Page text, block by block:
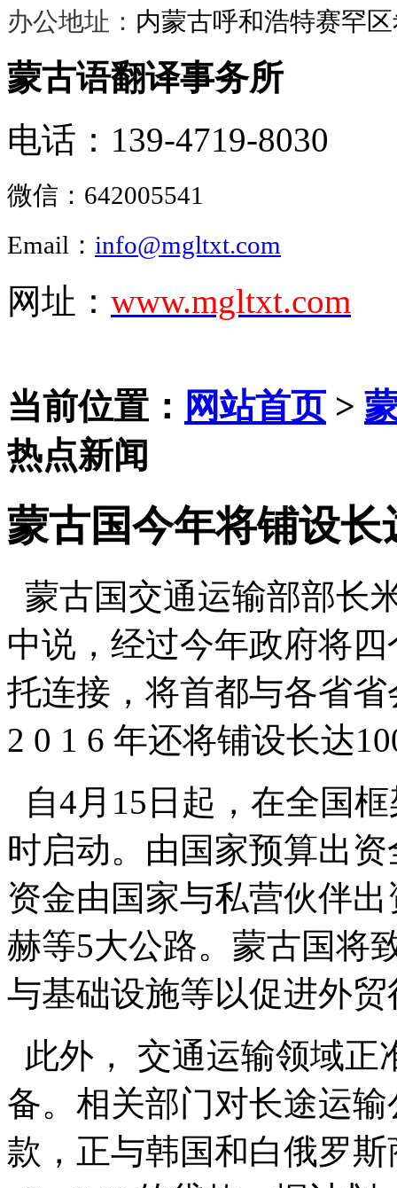
办公地址： 内蒙古呼和浩特赛罕
蒙古语翻译事务所
电话：139-4719-8030
微信： 642005541
Email： info@mgltxt.com
网址： www.mgltxt.com
当前位置： 网站首页>
热点新闻
蒙古国今年将铺设长
蒙古国交通运输部部长
中说，经过今年政府将
托连接，将首都与各省
2 0 1 6 年还将铺设长达
自4月15日起，在全国
时启动。由国家预算出
资金由国家与私营伙伴
赫等5大公路。蒙古国将
与基础设施等以促进外贸
此外， 交通运输领域正
备。相关部门对长途运
款，正与韩国和白俄罗